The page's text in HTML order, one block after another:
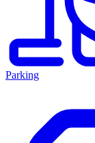
Parking